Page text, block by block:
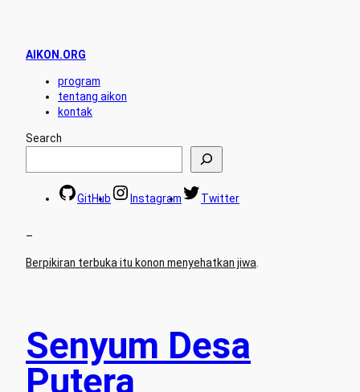
AIKON.ORG
program
tentang aikon
kontak
Search
GitHub Instagram Twitter
–
Berpikiran terbuka itu konon menyehatkan jiwa
Senyum Desa
Putera